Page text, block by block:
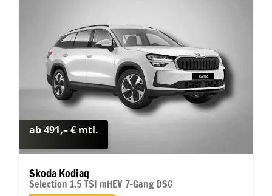
ab 491,– € mtl.
Skoda Kodiaq
Selection 1.5 TSI mHEV 7-Gang DSG